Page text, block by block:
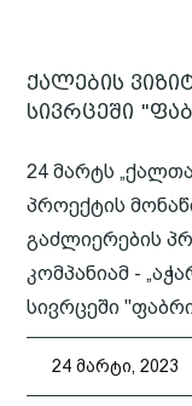
ქალების
სივრცეში
24 მარტს
პროექტის
გაძლიერების
კომპანიამ -
სივრცეში
24 მარტი, 2023